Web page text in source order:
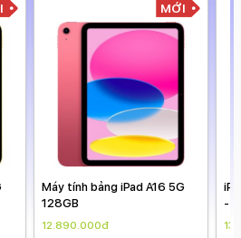
MỚI
iPad mini 7 2024 Wifi 256GB
- Chính hãng VN ( giá theo
ngày )
13.590.000đ